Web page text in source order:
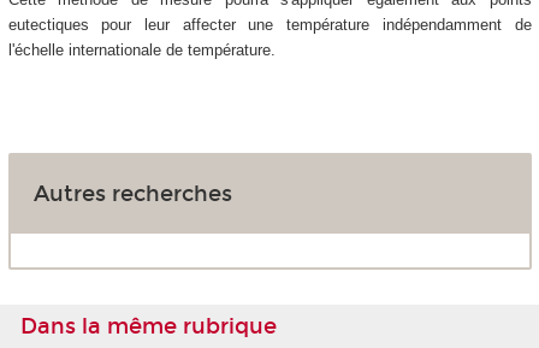
eutectiques pour leur affecter une température indépendamment de
l'échelle internationale de température.
Autres recherches
Dans la même rubrique